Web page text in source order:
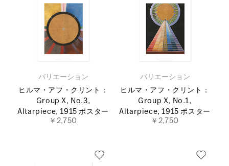
バリエーション
ヒルマ・アフ・クリント：
Group X, No.3,
Altarpiece, 1915 ポスター
￥2,750
バリエーション
ヒルマ・アフ・クリント：
Group X, No.1,
Altarpiece, 1915 ポスター
￥2,750